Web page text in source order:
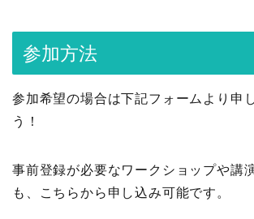
参加方法
参加希望の場合は下記フォームより申
う！
事前登録が必要なワークショップや講
も、こちらから申し込み可能です。